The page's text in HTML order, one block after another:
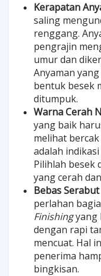
Kerapatan
saling
renggang.
pengrajin
umur dan
Anyaman
bentuk besek
ditumpuk.
Warna Cerah
yang baik
melihat
adalah
Pilihlah besek
yang cerah
Bebas
perlahan
Finishingyang
dengan rapi
mencuat. Hal
penerima
bingkisan.